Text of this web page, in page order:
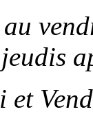
et